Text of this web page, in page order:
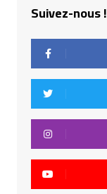
Suivez-nous !